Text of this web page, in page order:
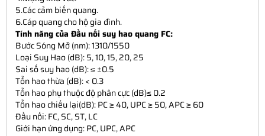
5.Các cảm biến quang.
6.Cáp quang cho hộ gia đình.
Tính năng của Đầu nối suy hao quang FC:
Bước Sóng Mở (nm): 1310/1550
Loại Suy Hao (dB): 5, 10, 15, 20, 25
Sai số suy hao (dB): ≤ ±0.5
Tổn hao thừa (dB): < 0.3
Tổn hao phụ thuộc độ phân cực (dB)≤ 0.2
Tổn hao chiếu lại(dB): PC ≥ 40, UPC ≥ 50, APC ≥ 60
Đầu nối: FC, SC, ST, LC
Giới hạn ứng dụng: PC, UPC, APC